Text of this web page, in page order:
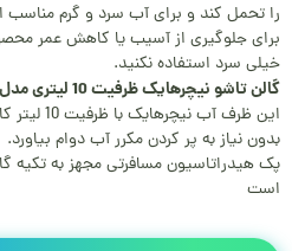
را تحمل کند و برای آب سرد و گرم
برای جلوگیری از آسیب یا کاهش عمر
خیلی سرد استفاده نکنید.
گالن تاشو نیچرهایک ظرفیت 10 لیتری مدل CNK2450CF027
این ظرف
بدون نیاز به پر کردن مکرر آب دوام بیاورد.
پک هیدراتاسیون مسافرتی مجهز به تکیه
است